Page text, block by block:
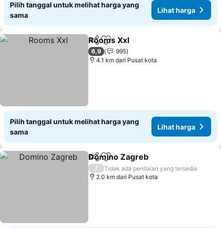
Pilih tanggal untuk melihat harga yang
sama
Lihat harga
BagikanTambahkan ke favorit
Rooms Xxl
6,9
995
4.1 km dari Pusat kota
Pilih tanggal untuk melihat harga yang
sama
Lihat harga
BagikanTambahkan ke favorit
Domino Zagreb
/
Tidak ada penilaian yang tersedia
2.0 km dari Pusat kota